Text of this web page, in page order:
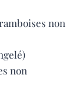
non
non